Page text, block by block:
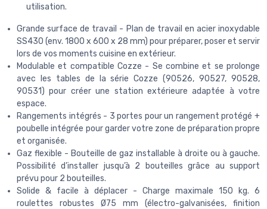
utilisation.
Grande surface de travail - Plan de travail en acier inoxydable
SS430 (env. 1800 x 600 x 28 mm) pour préparer, poser et servir
lors de vos moments cuisine en extérieur.
Modulable et compatible Cozze - Se combine et se prolonge
avec les tables de la série Cozze (90526, 90527, 90528,
90531) pour créer une station extérieure adaptée à votre
espace.
Rangements intégrés - 3 portes pour un rangement protégé +
poubelle intégrée pour garder votre zone de préparation propre
et organisée.
Gaz flexible - Bouteille de gaz installable à droite ou à gauche.
Possibilité d’installer jusqu’à 2 bouteilles grâce au support
prévu pour 2 bouteilles.
Solide & facile à déplacer - Charge maximale 150 kg. 6
roulettes robustes Ø75 mm (électro-galvanisées, finition